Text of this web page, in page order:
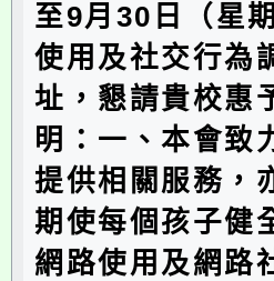
至9月30日（星
使用及社交行為
址，懇請貴校惠
明：一、本會致
提供相關服務，
期使每個孩子健
網路使用及網路